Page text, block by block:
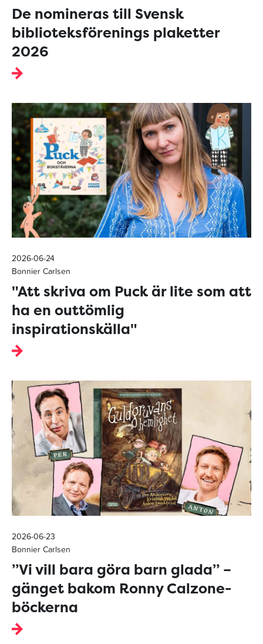
De nomineras till Svensk
biblioteksförenings plaketter
2026
2026-06-24
Bonnier Carlsen
"Att skriva om Puck är lite som att
ha en outtömlig
inspirationskälla"
2026-06-23
Bonnier Carlsen
”Vi vill bara göra barn glada” –
gänget bakom Ronny Calzone-
böckerna